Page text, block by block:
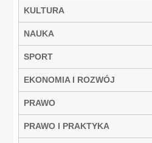
KULTURA
NAUKA
SPORT
EKONOMIA I ROZWÓJ
PRAWO
PRAWO I PRAKTYKA